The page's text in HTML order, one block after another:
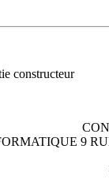
constructeur
9